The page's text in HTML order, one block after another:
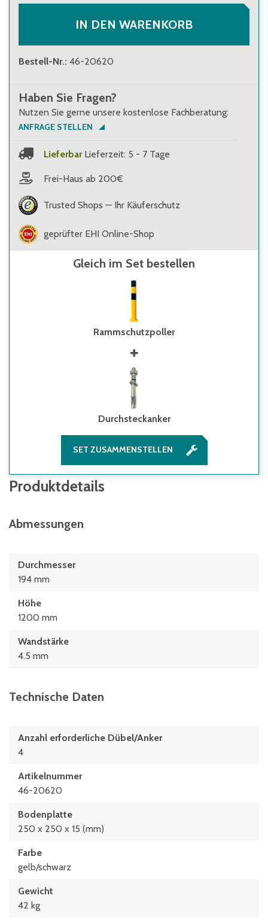
IN DEN WARENKORB
Bestell-Nr.: 46-20620
Haben Sie Fragen?
Nutzen Sie gerne unsere kostenlose Fachberatung:
ANFRAGE STELLEN
Lieferbar Lieferzeit: 5 - 7 Tage
Frei-Haus ab 200€
Trusted Shops — Ihr Käuferschutz
geprüfter EHI Online-Shop
Gleich im Set bestellen
Rammschutzpoller
Durchsteckanker
SET ZUSAMMENSTELLEN
Produktdetails
Abmessungen
Durchmesser
194 mm
Höhe
1200 mm
Wandstärke
4.5 mm
Technische Daten
Anzahl erforderliche Dübel/Anker
4
Artikelnummer
46-20620
Bodenplatte
250 x 250 x 15 (mm)
Farbe
gelb/schwarz
Gewicht
42 kg